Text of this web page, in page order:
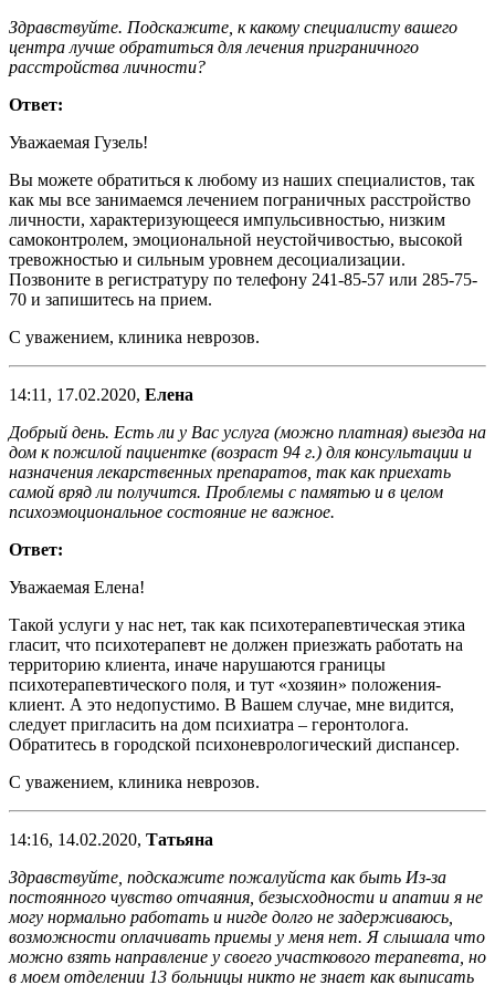
Здравствуйте. Подскажите, к какому специалисту вашего
центра лучше обратиться для лечения приграничного
расстройства личности?
Ответ:
Уважаемая Гузель!
Вы можете обратиться к любому из наших специалистов, так
как мы все занимаемся лечением пограничных расстройство
личности, характеризующееся импульсивностью, низким
самоконтролем, эмоциональной неустойчивостью, высокой
тревожностью и сильным уровнем десоциализации.
Позвоните в регистратуру по телефону 241-85-57 или 285-75-
70 и запишитесь на прием.
С уважением, клиника неврозов.
14:11, 17.02.2020, Елена
Добрый день. Есть ли у Вас услуга (можно платная) выезда на
дом к пожилой пациентке (возраст 94 г.) для консультации и
назначения лекарственных препаратов, так как приехать
самой вряд ли получится. Проблемы с памятью и в целом
психоэмоциональное состояние не важное.
Ответ:
Уважаемая Елена!
Такой услуги у нас нет, так как психотерапевтическая этика
гласит, что психотерапевт не должен приезжать работать на
территорию клиента, иначе нарушаются границы
психотерапевтического поля, и тут «хозяин» положения-
клиент. А это недопустимо. В Вашем случае, мне видится,
следует пригласить на дом психиатра – геронтолога.
Обратитесь в городской психоневрологический диспансер.
С уважением, клиника неврозов.
14:16, 14.02.2020, Татьяна
Здравствуйте, подскажите пожалуйста как быть Из-за
постоянного чувство отчаяния, безысходности и апатии я не
могу нормально работать и нигде долго не задерживаюсь,
возможности оплачивать приемы у меня нет. Я слышала что
можно взять направление у своего участкового терапевта, но
в моем отделении 13 больницы никто не знает как выписать